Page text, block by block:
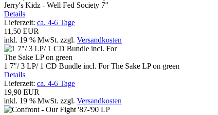
Jerry's Kidz - Well Fed Society 7"
Details
Lieferzeit: ca. 4-6 Tage
11,50 EUR
inkl. 19 % MwSt. zzgl. Versandkosten
1 7"/ 3 LP/ 1 CD Bundle incl. For The Sake LP on green
Details
Lieferzeit: ca. 4-6 Tage
19,90 EUR
inkl. 19 % MwSt. zzgl. Versandkosten